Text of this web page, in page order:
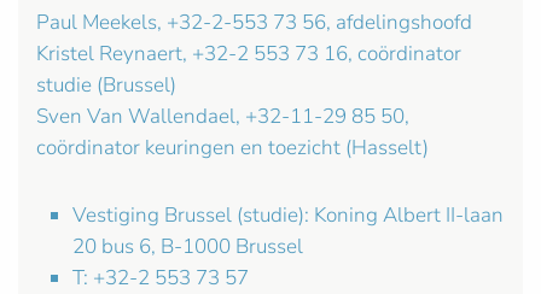
Paul Meekels, +32-2-553 73 56, afdelingshoofd
Kristel Reynaert, +32-2 553 73 16, coördinator
studie (Brussel)
Sven Van Wallendael, +32-11-29 85 50,
coördinator keuringen en toezicht (Hasselt)
Vestiging Brussel (studie): Koning Albert II-laan
20 bus 6, B-1000 Brussel
T: +32-2 553 73 57